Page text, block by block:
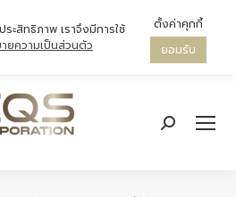
Search:
ะสิทธิภาพ เราจึงมีการใช้
ยความเป็นส่วนตัว
ตั้งค่าคุกกี้
ยอมรับ